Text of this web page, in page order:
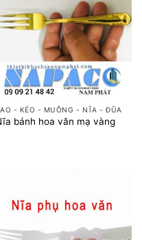
- KÉO - MUỖNG - NĨA - ĐŨA
bánh hoa văn mạ vàng